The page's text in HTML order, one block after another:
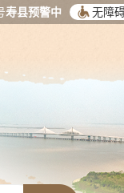
寿县预警中 无障